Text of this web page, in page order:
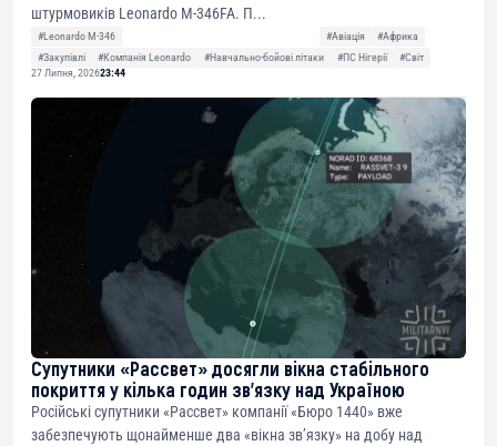
штурмовиків Leonardo M-346FA. П...
#Leonardo M-346 #Авіація
#Африка
#Закупівлі
#Компанія Leonardo #Навчально-бойові літаки #ПС Нігерії
#Світ
27 Липня, 202623:44
Супутники «Рассвет» досягли вікна стабільного
покриття у кілька годин зв’язку над Україною
Російські супутники «Рассвет» компанії «Бюро 1440» вже
забезпечують щонайменше два «вікна зв’язку» на добу над